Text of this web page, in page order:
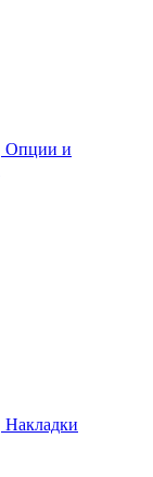
Опции и
Накладки